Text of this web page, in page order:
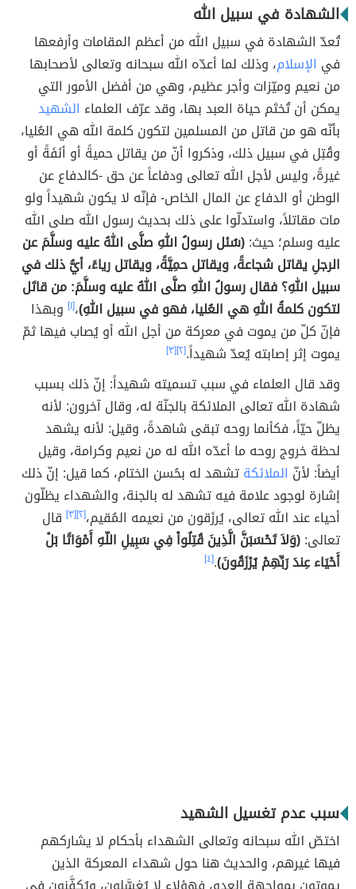
الشهادة في سبيل الله
تُعدّ الشهادة في سبيل الله من أعظم المقامات وأرفعها
في الإسلام، وذلك لما أعدّه الله سبحانه وتعالى لأصحابها
من نعيم وميّزات وأجر عظيم، وهي من أفضل الأمور التي
يمكن أن تُختَم حياة العبد بها، وقد عرّف العلماء الشهيد
بأنّه هو من قاتل من المسلمين لتكون كلمة الله هي العُليا،
وقُتِل في سبيل ذلك، وذكروا أنّ من يقاتل حميةً أو أنَفَةً أو
غيرةً، وليس لأجل الله تعالى ودفاعاً عن حق -كالدفاع عن
الوطن أو الدفاع عن المال الخاص- فإنّه لا يكون شهيداً ولو
مات مقاتلاً، واستدلّوا على ذلك بحديث رسول الله صلى الله
عليه وسلم؛ حيث:(سُئل رسولُ اللهِ صلَّى اللهُ عليه وسلَّمَ عن
الرجلِ يقاتل شجاعةً، ويقاتل حمِيَّةً، ويقاتل رياءً، أيُّ ذلك في
سبيل اللهِ؟ فقال رسولُ اللهِ صلَّى اللهُ عليه وسلَّمَ: من قاتَل
لتكون كلمةُ اللهِ هي العُليا، فهو في سبيل اللهِ)،[١] وبهذا
فإنّ كلّ من يموت في معركة من أجل الله أو يُصاب فيها ثمّ
يموت إثر إصابته يُعدّ شهيداً.[٢] [٣]
وقد قال العلماء في سبب تسميته شهيداً: إنّ ذلك بسبب
شهادة الله تعالى الملائكة بالجنّة له، وقال آخرون: لأنه
يظلّ حيّاً، فكأنما روحه تبقى شاهدةً، وقيل: لأنه يشهد
لحظة خروج روحه ما أعدّه الله له من نعيم وكرامة، وقيل
أيضاً: لأنّ الملائكةتشهد له بحُسن الختام، كما قيل: إنّ ذلك
إشارة لوجود علامة فيه تشهد له بالجنة، والشهداء يظلّون
أحياء عند الله تعالى، يُرزَقون من نعيمه المُقيم،[٢] [٣]
قال
تعالى:(وَلاَ تَحْسَبَنَّ الَّذِينَ قُتِلُواْ فِي سَبِيلِ اللّهِ أَمْوَاتًا بَلْ
أَحْيَاء عِندَ رَبِّهِمْ يُرْزَقُونَ).[٤]
سبب عدم تغسيل الشهيد
اختصّ الله سبحانه وتعالى الشهداء بأحكام لا يشاركهم
فيها غيرهم، والحديث هنا حول شهداء المعركة الذين